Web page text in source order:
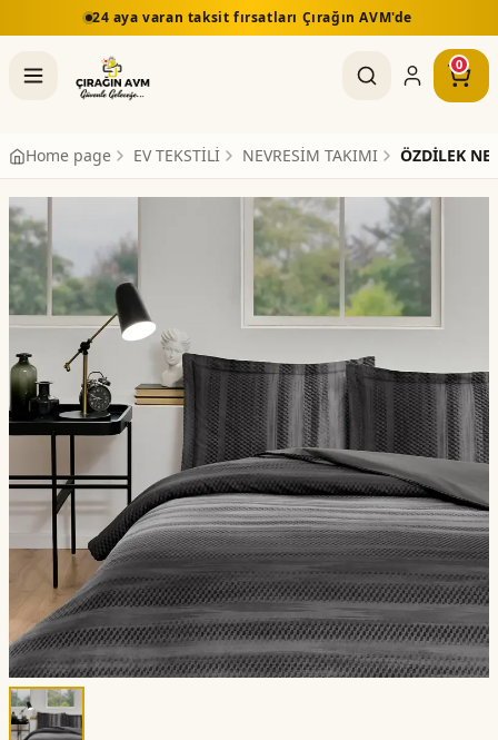
24 aya varan taksit fırsatları Çırağın AVM'de
0
Home page EV TEKSTİLİ NEVRESİM TAKIMI ÖZDİLEK